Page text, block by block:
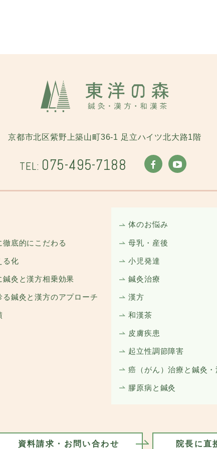
京都市北区紫野上築山町36-1 足立ハイツ北大路1階
TEL: 075-495-7188
徹底的にこだわる
る化
鍼灸と漢方相乗効果
る鍼灸と漢方のアプローチ
体のお悩み
母乳・産後
小児発達
鍼灸治療
漢方
和漢茶
皮膚疾患
起立性調節障害
癌（がん）治療と鍼灸
膠原病と鍼灸
資料請求・お問い合わせ 院長に直